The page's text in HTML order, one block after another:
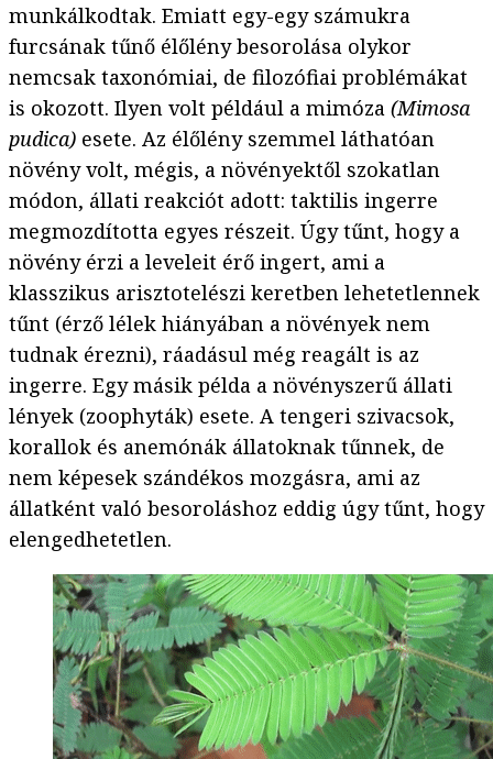
munkálkodtak. Emiatt egy-egy számukra
furcsának tűnő élőlény besorolása olykor
nemcsak taxonómiai, de filozófiai problémákat
is okozott. Ilyen volt például a mimóza (Mimosa
pudica) esete. Az élőlény szemmel láthatóan
növény volt, mégis, a növényektől szokatlan
módon, állati reakciót adott: taktilis ingerre
megmozdította egyes részeit. Úgy tűnt, hogy a
növény érzi a leveleit érő ingert, ami a
klasszikus arisztotelészi keretben lehetetlennek
tűnt (érző lélek hiányában a növények nem
tudnak érezni), ráadásul még reagált is az
ingerre. Egy másik példa a növényszerű állati
lények (zoophyták) esete. A tengeri szivacsok,
korallok és anemónák állatoknak tűnnek, de
nem képesek szándékos mozgásra, ami az
állatként való besoroláshoz eddig úgy tűnt, hogy
elengedhetetlen.